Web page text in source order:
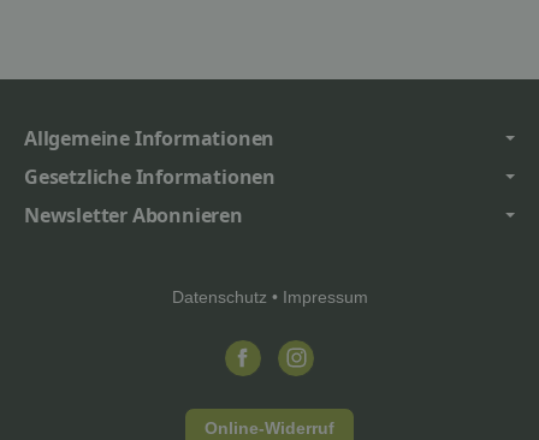
Allgemeine Informationen
Gesetzliche Informationen
Newsletter Abonnieren
Datenschutz • Impressum
Online-Widerruf